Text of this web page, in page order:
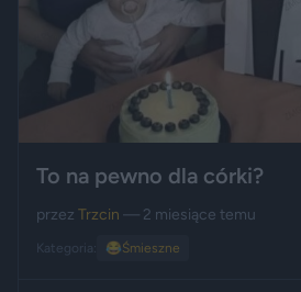
To na pewno dla córki?
przez Trzcin — 2 miesiące temu
Kategoria: 😂Śmieszne